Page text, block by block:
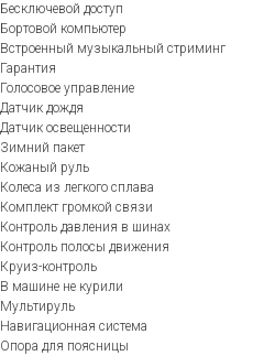
Бесключевой доступ
Бортовой компьютер
Встроенный музыкальный стриминг
Гарантия
Голосовое управление
Датчик дождя
Датчик освещенности
Зимний пакет
Кожаный руль
Колеса из легкого сплава
Комплект громкой связи
Контроль давления в шинах
Контроль полосы движения
Круиз-контроль
В машине не курили
Мультируль
Навигационная система
Опора для поясницы